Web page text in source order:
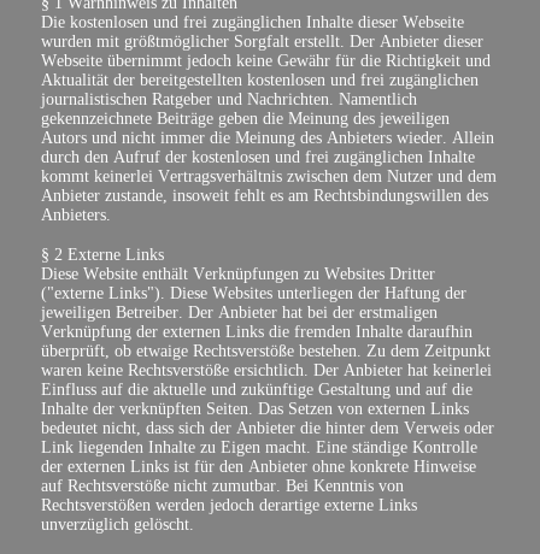
Die kostenlosen und frei zugänglichen Inhalte dieser Webseite
wurden mit größtmöglicher Sorgfalt erstellt. Der Anbieter dieser
Webseite übernimmt jedoch keine Gewähr für die Richtigkeit und
Aktualität der bereitgestellten kostenlosen und frei zugänglichen
journalistischen Ratgeber und Nachrichten. Namentlich
gekennzeichnete Beiträge geben die Meinung des jeweiligen
Autors und nicht immer die Meinung des Anbieters wieder. Allein
durch den Aufruf der kostenlosen und frei zugänglichen Inhalte
kommt keinerlei Vertragsverhältnis zwischen dem Nutzer und dem
Anbieter zustande, insoweit fehlt es am Rechtsbindungswillen des
Anbieters.
§ 2 Externe Links
Diese Website enthält Verknüpfungen zu Websites Dritter
("externe Links"). Diese Websites unterliegen der Haftung der
jeweiligen Betreiber. Der Anbieter hat bei der erstmaligen
Verknüpfung der externen Links die fremden Inhalte daraufhin
überprüft, ob etwaige Rechtsverstöße bestehen. Zu dem Zeitpunkt
waren keine Rechtsverstöße ersichtlich. Der Anbieter hat keinerlei
Einfluss auf die aktuelle und zukünftige Gestaltung und auf die
Inhalte der verknüpften Seiten. Das Setzen von externen Links
bedeutet nicht, dass sich der Anbieter die hinter dem Verweis oder
Link liegenden Inhalte zu Eigen macht. Eine ständige Kontrolle
der externen Links ist für den Anbieter ohne konkrete Hinweise
auf Rechtsverstöße nicht zumutbar. Bei Kenntnis von
Rechtsverstößen werden jedoch derartige externe Links
unverzüglich gelöscht.